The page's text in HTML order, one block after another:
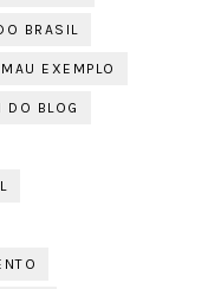
BRASIL
MAU EXEMPLO
DO BLOG